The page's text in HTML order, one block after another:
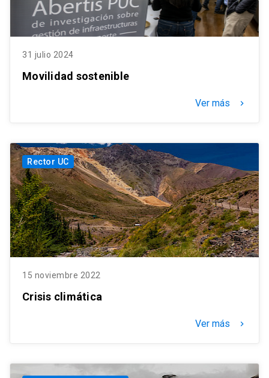
31 julio 2024
Movilidad sostenible
Ver más keyboard_arrow_right
Rector UC
15 noviembre 2022
Crisis climática
Ver más keyboard_arrow_right